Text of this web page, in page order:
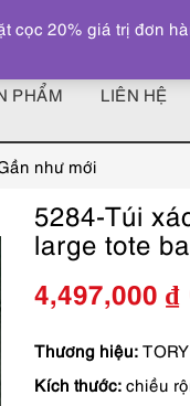
PHẨM LIÊN HỆ
như mới
5284-Túi
large tote
4,497,000 ₫
Thương hiệu:
Kích thước: chiều
20% giá trị đơn